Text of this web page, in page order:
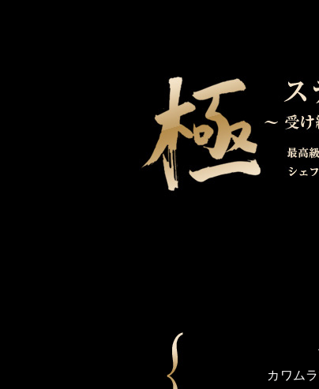
カワム